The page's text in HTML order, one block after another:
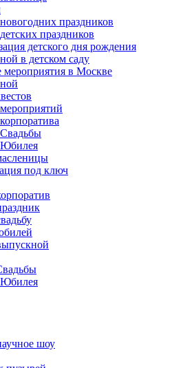
праздников
праздников
детского дня рождения
в детском саду
мероприятия в Москве
Юбилея
под ключ
Юбилея
шоу